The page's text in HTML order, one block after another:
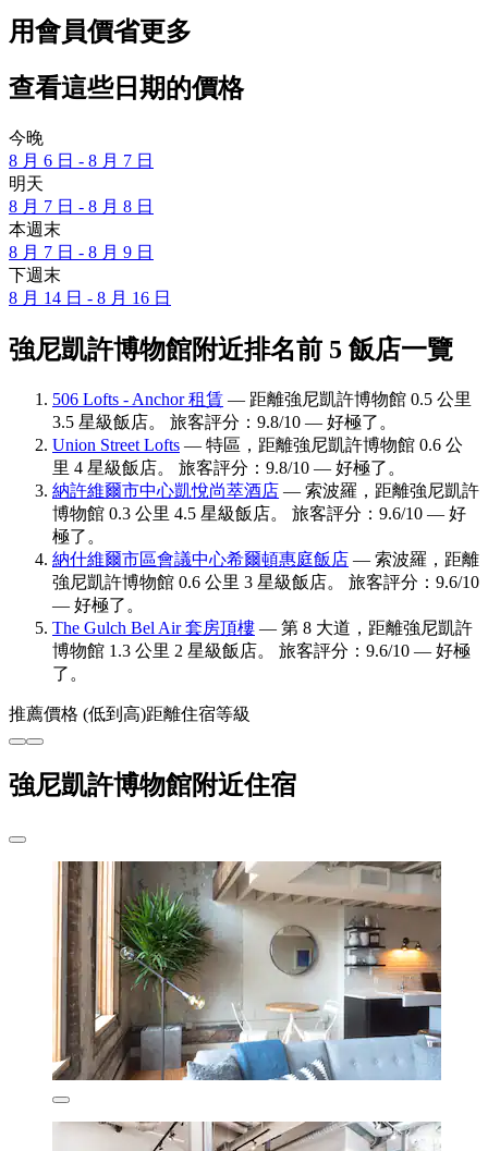
用會員價省更多
查看這些日期的價格
今晚
8 月 6 日 - 8 月 7 日
明天
8 月 7 日 - 8 月 8 日
本週末
8 月 7 日 - 8 月 9 日
下週末
8 月 14 日 - 8 月 16 日
強尼凱許博物館附近排名前 5 飯店一覽
506 Lofts - Anchor 租賃 — 距離強尼凱許博物館 0.5 公里
3.5 星級飯店。 旅客評分：9.8/10 — 好極了。
Union Street Lofts — 特區，距離強尼凱許博物館 0.6 公
里 4 星級飯店。 旅客評分：9.8/10 — 好極了。
納許維爾市中心凱悅尚萃酒店 — 索波羅，距離強尼凱許
博物館 0.3 公里 4.5 星級飯店。 旅客評分：9.6/10 — 好
極了。
納什維爾市區會議中心希爾頓惠庭飯店 — 索波羅，距離
強尼凱許博物館 0.6 公里 3 星級飯店。 旅客評分：9.6/10
— 好極了。
The Gulch Bel Air 套房頂樓 — 第 8 大道，距離強尼凱許
博物館 1.3 公里 2 星級飯店。 旅客評分：9.6/10 — 好極
了。
推薦價格 (低到高)距離住宿等級
強尼凱許博物館附近住宿